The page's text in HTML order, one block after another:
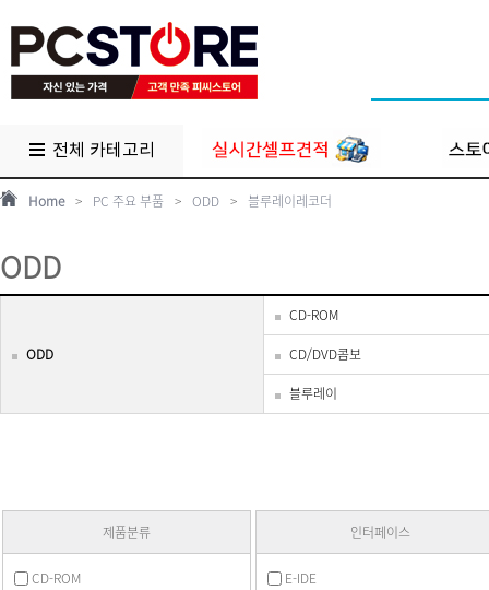
전체 카테고리
Home > PC 주요 부품 > ODD > 블루레이레코더
ODD
ODD
CD-ROM
CD/DVD콤보
블루레이
제품분류
CD-ROM
인터페이스
E-IDE